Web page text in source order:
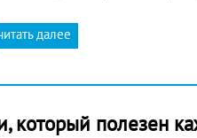
далее
который полезен